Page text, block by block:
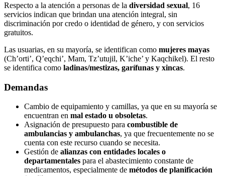
Respecto a la atención a personas de la diversidad sexual, 16
servicios indican que brindan una atención integral, sin
discriminación por credo o identidad de género, y con servicios
gratuitos.
Las usuarias, en su mayoría, se identifican como mujeres mayas
(Ch’orti’, Q’eqchi’, Mam, Tz’utujil, K’iche’ y Kaqchikel). El resto
se identifica como ladinas/mestizas, garífunas y xincas.
Demandas
Cambio de equipamiento y camillas, ya que en su mayoría se
encuentran en mal estado u obsoletas.
Asignación de presupuesto para combustible de
ambulancias y ambulanchas, ya que frecuentemente no se
cuenta con este recurso cuando se necesita.
Gestión de alianzas con entidades locales o
departamentales para el abastecimiento constante de
medicamentos, especialmente de métodos de planificación